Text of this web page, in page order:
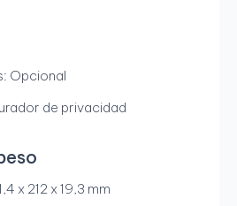
Opcional
de privacidad
x 212 x 19,3 mm